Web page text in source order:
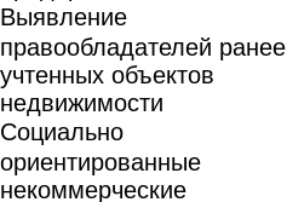
Выявление
правообладателей ранее
учтенных объектов
недвижимости
Социально
ориентированные
некоммерческие